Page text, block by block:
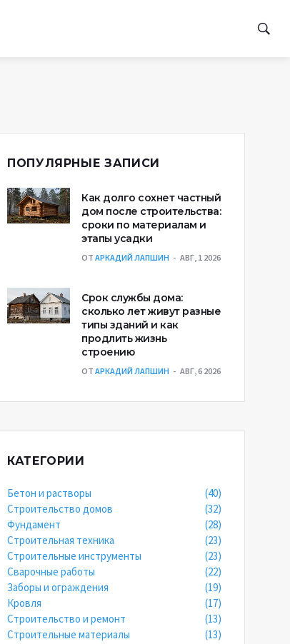
ПОПУЛЯРНЫЕ ЗАПИСИ
Как долго сохнет частный
дом после строительства:
сроки по материалам и
этапы усадки
ОТ АРКАДИЙ ЛАПШИН АВГ, 1 2026
Срок службы дома:
сколько лет живут разные
типы зданий и как
продлить жизнь
строению
ОТ АРКАДИЙ ЛАПШИН АВГ, 6 2026
КАТЕГОРИИ
Бетон и растворы
(40)
Строительство домов
(32)
Фундамент
(28)
Строительная техника
(23)
Строительные инструменты
(23)
Сварочные работы
(22)
Заборы и ограждения
(19)
Кровля
(17)
Строительство и ремонт
(13)
Строительные материалы
(13)